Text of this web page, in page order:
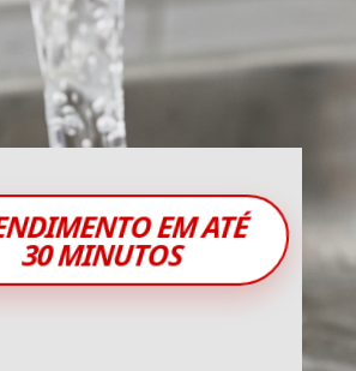
EM ATÉ
30 MINUTOS